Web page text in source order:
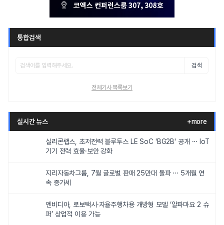
통합검색
검색
전체기사 목록보기
실시간 뉴스 +more
실리콘랩스, 초저전력 블루투스 LE SoC 'BG2B' 공개 ··· IoT
기기 전력 효율·보안 강화
지리자동차그룹, 7월 글로벌 판매 25만대 돌파 ··· 5개월 연
속 증가세
엔비디아, 로보택시·자율주행차용 개방형 모델 ‘알파마요 2 슈
퍼’ 상업적 이용 가능